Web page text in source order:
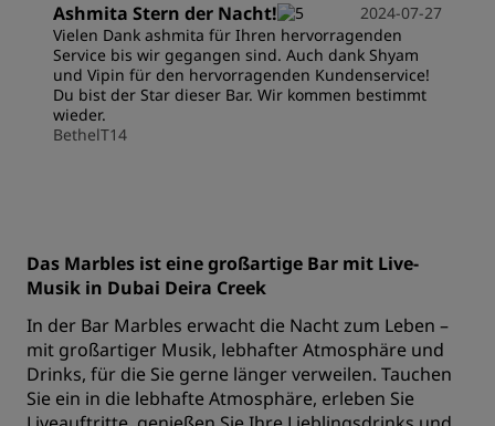
Ashmita Stern der Nacht!
2024-07-27
Vielen Dank ashmita für Ihren hervorragenden
Service bis wir gegangen sind. Auch dank Shyam
und Vipin für den hervorragenden Kundenservice!
Du bist der Star dieser Bar. Wir kommen bestimmt
wieder.
BethelT14
Das Marbles ist eine großartige Bar mit Live-
Musik in Dubai Deira Creek
In der Bar Marbles erwacht die Nacht zum Leben –
mit großartiger Musik, lebhafter Atmosphäre und
Drinks, für die Sie gerne länger verweilen. Tauchen
Sie ein in die lebhafte Atmosphäre, erleben Sie